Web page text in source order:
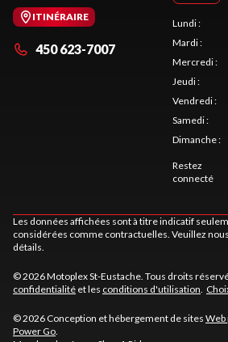
ITINÉRAIRE
450 623-7007
Lundi:
Mardi:
Mercredi:
Jeudi:
Vendredi:
Samedi:
Dimanche:
Restez
connecté
Les données affichées sont à titre indicatif
considérées comme contractuelles. Veuillez
détails.
© 2026 Motoplex St-Eustache. Tous droits
confidentialité et les conditions d'utilisation.
© 2026 Conception et hébergement de sites Web
Power Go.